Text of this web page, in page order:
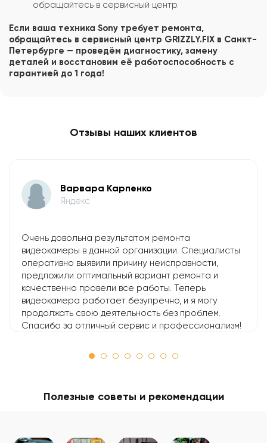
обращайтесь в сервисный центр.
Если ваша техника Sony требует ремонта,
обращайтесь в сервисный центр GRIZZLY.FIX в Санкт-
Петербурге — проведём диагностику, замену
деталей и восстановим её работоспособность с
гарантией до 1 года!
Отзывы наших клиентов
Варвара Карпенко
Яндекс
Очень довольна результатом ремонта
видеокамеры в данной организации. Специалисты
оперативно выявили причину неисправности,
предложили оптимальный вариант ремонта и
качественно провели все работы. Теперь
видеокамера работает безупречно, и я могу
продолжать свою деятельность без проблем.
Спасибо за отличный сервис и профессионализм!
Полезные советы и рекомендации